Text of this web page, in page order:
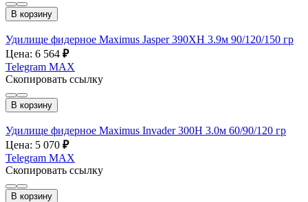
В корзину
Удилище фидерное Maximus Jasper 390XH 3.9м 90/120/150 гр
Цена: 6 564 ₽
Telegram MAX
Скопировать ссылку
В корзину
Удилище фидерное Maximus Invader 300H 3.0м 60/90/120 гр
Цена: 5 070 ₽
Telegram MAX
Скопировать ссылку
В корзину